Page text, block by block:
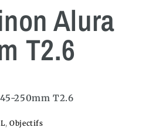
Alura
T2.6
250mm T2.6
,Objectifs